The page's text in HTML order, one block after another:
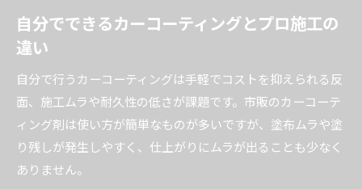
自分でできるカーコーティングとプロ施工の
違い
自分で行うカーコーティングは手軽でコストを抑えられる反
面、施工ムラや耐久性の低さが課題です。市販のカーコーテ
ィング剤は使い方が簡単なものが多いですが、塗布ムラや塗
り残しが発生しやすく、仕上がりにムラが出ることも少なく
ありません。